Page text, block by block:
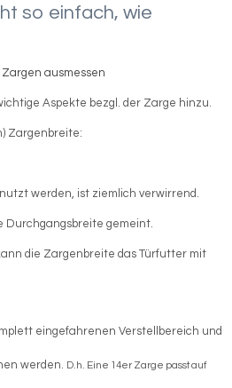
so einfach, wie
Zargen ausmessen
Aspekte bezgl. der Zarge hinzu.
Zargenbreite:
werden, ist ziemlich verwirrend.
Durchgangsbreite gemeint.
die Zargenbreite das Türfutter mit
eingefahrenen Verstellbereich und
werden.
D.h. Eine 14er Zarge passt auf